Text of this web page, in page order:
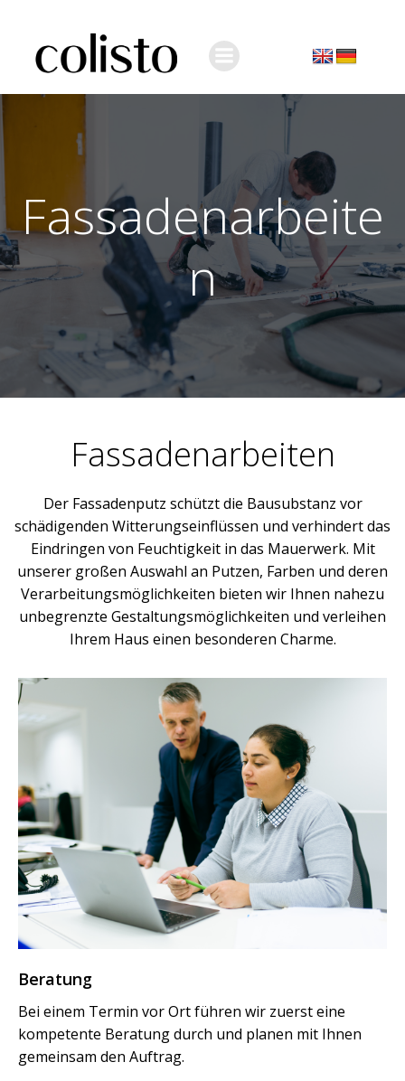
springen
Fassadenarbeite
n
Fassadenarbeiten
Der Fassadenputz schützt die Bausubstanz vor
schädigenden Witterungseinflüssen und verhindert das
Eindringen von Feuchtigkeit in das Mauerwerk. Mit
unserer großen Auswahl an Putzen, Farben und deren
Verarbeitungsmöglichkeiten bieten wir Ihnen nahezu
unbegrenzte Gestaltungsmöglichkeiten und verleihen
Ihrem Haus einen besonderen Charme.
Beratung
Bei einem Termin vor Ort führen wir zuerst eine
kompetente Beratung durch und planen mit Ihnen
gemeinsam den Auftrag.